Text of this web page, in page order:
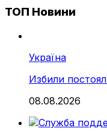
ТОП Новини
Україна
Избили
08.08.2026